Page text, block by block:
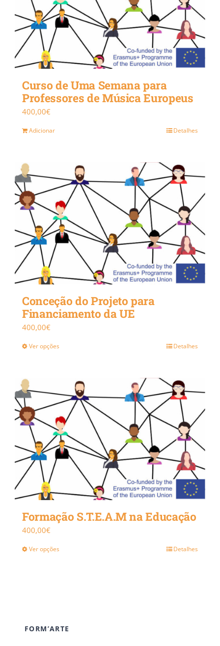
Curso de Uma Semana para
Professores de Música Europeus
400,00€
Adicionar Detalhes
Conceção do Projeto para
Financiamento da UE
400,00€
Ver opções Detalhes
Formação S.T.E.A.M na Educação
400,00€
Ver opções Detalhes
FORM’ARTE